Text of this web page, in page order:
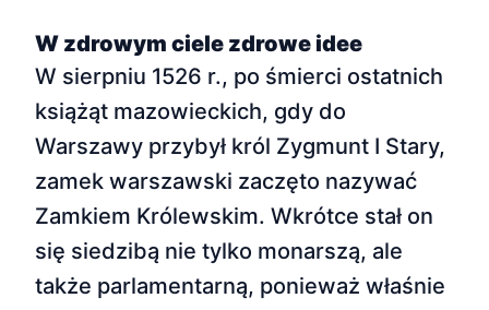
W zdrowym ciele zdrowe idee
W sierpniu 1526 r., po śmierci ostatnich
książąt mazowieckich, gdy do
Warszawy przybył król Zygmunt I Stary,
zamek warszawski zaczęto nazywać
Zamkiem Królewskim. Wkrótce stał on
się siedzibą nie tylko monarszą, ale
także parlamentarną, ponieważ właśnie